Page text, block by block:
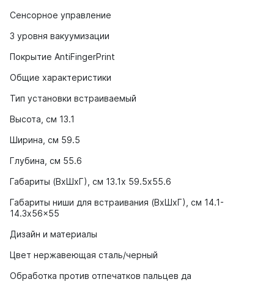
Сенсорное управление
3 уровня вакуумизации
Покрытие AntiFingerPrint
Общие характеристики
Тип установки встраиваемый
Высота, см 13.1
Ширина, см 59.5
Глубина, см 55.6
Габариты (ВхШхГ), см 13.1х 59.5х55.6
Габариты ниши для встраивания (ВxШxГ), см 14.1-
14.3x56x55
Дизайн и материалы
Цвет нержавеющая сталь/черный
Обработка против отпечатков пальцев да